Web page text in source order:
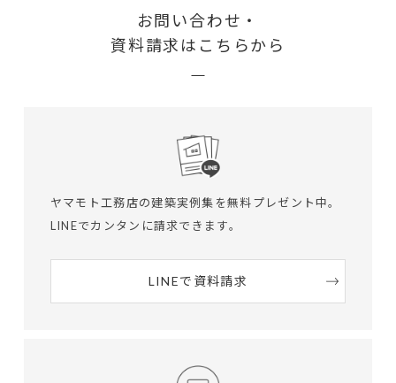
お問い合わせ・
資料請求はこちらから
ヤマモト工務店の建築実例集を無料プレゼント中。
LINEでカンタンに請求できます。
LINEで資料請求